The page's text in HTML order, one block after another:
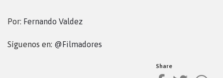
Por: Fernando Valdez
Síguenos en: @Filmadores
Share